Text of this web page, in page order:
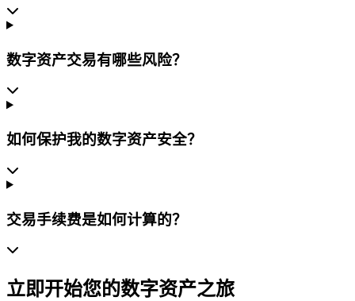
数字资产交易有哪些风险？
如何保护我的数字资产安全？
交易手续费是如何计算的？
立即开始您的数字资产之旅